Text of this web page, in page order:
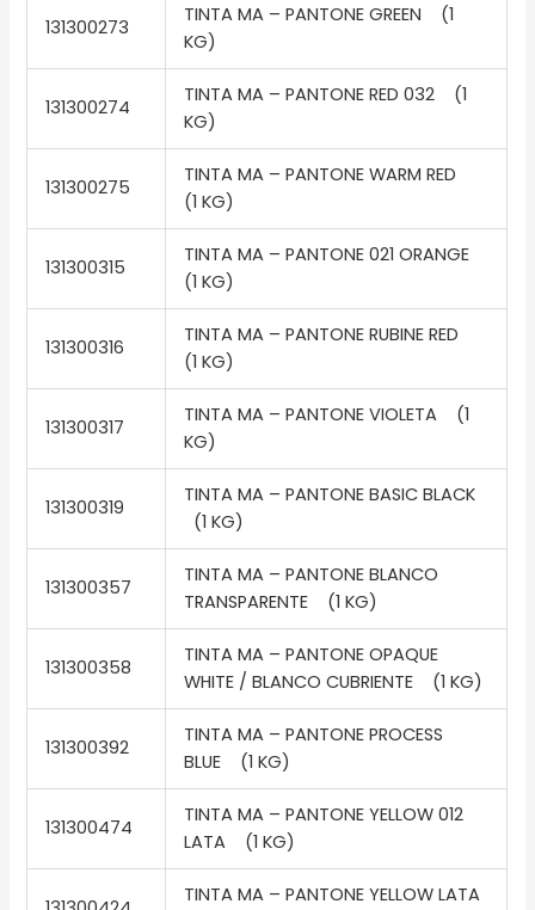
131300273
TINTA MA – PANTONE GREEN (1
KG)
131300274
TINTA MA – PANTONE RED 032 (1
KG)
131300275
TINTA MA – PANTONE WARM RED
(1 KG)
131300315
TINTA MA – PANTONE 021 ORANGE
(1 KG)
131300316
TINTA MA – PANTONE RUBINE RED
(1 KG)
131300317
TINTA MA – PANTONE VIOLETA (1
KG)
131300319
TINTA MA – PANTONE BASIC BLACK
(1 KG)
131300357
TINTA MA – PANTONE BLANCO
TRANSPARENTE (1 KG)
131300358
TINTA MA – PANTONE OPAQUE
WHITE / BLANCO CUBRIENTE (1 KG)
131300392
TINTA MA – PANTONE PROCESS
BLUE (1 KG)
131300474
TINTA MA – PANTONE YELLOW 012
LATA (1 KG)
TINTA MA – PANTONE YELLOW LATA